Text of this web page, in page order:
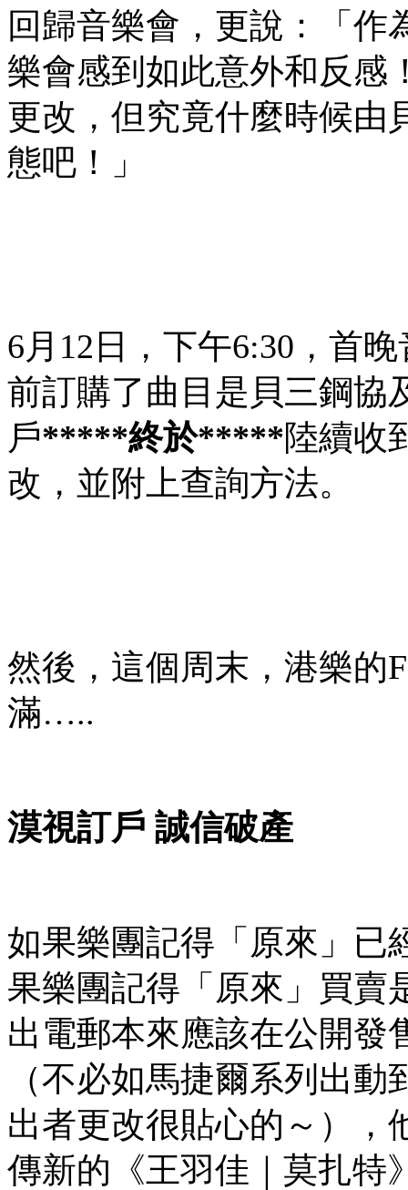
回歸音樂會，更說：「作
樂會感到如此意外和反感
更改，但究竟什麼時候由
態吧！」
6月12日，下午6:30，首
前訂購了曲目是貝三鋼協
戶*****終於*****陸續收
改，並附上查詢方法。
然後，這個周末，港樂的
滿…..
漠視訂戶 誠信破產
如果樂團記得「原來」已
果樂團記得「原來」買賣
出電郵本來應該在公開發
（不必如馬捷爾系列出
出者更改很貼心的～），
傳新的《王羽佳｜莫扎特